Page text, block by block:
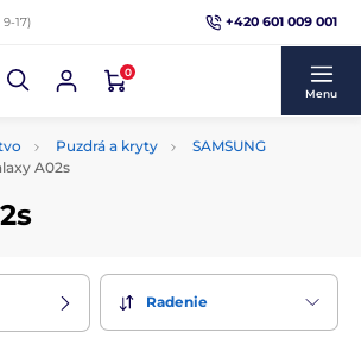
17) +420 601 009 001
0
Menu
Puzdrá a kryty
SAMSUNG
A02s
Radenie